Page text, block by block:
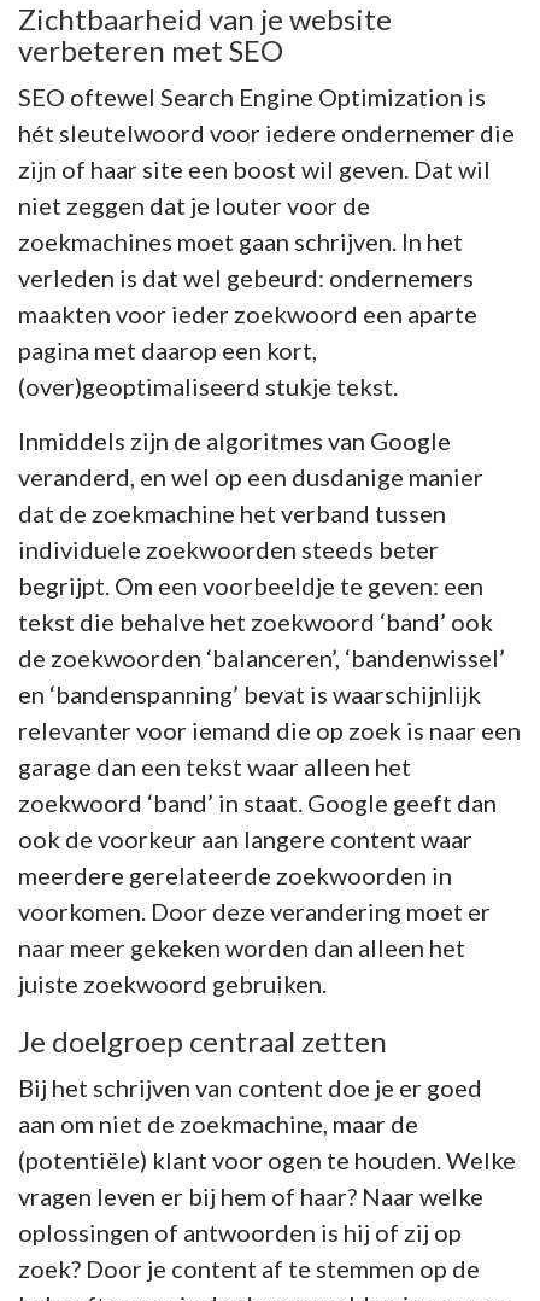
Zichtbaarheid van je website
verbeteren met SEO
SEO oftewel Search Engine Optimization is
hét sleutelwoord voor iedere ondernemer die
zijn of haar site een boost wil geven. Dat wil
niet zeggen dat je louter voor de
zoekmachines moet gaan schrijven. In het
verleden is dat wel gebeurd: ondernemers
maakten voor ieder zoekwoord een aparte
pagina met daarop een kort,
(over)geoptimaliseerd stukje tekst.
Inmiddels zijn de algoritmes van Google
veranderd, en wel op een dusdanige manier
dat de zoekmachine het verband tussen
individuele zoekwoorden steeds beter
begrijpt. Om een voorbeeldje te geven: een
tekst die behalve het zoekwoord ‘band’ ook
de zoekwoorden ‘balanceren’, ‘bandenwissel’
en ‘bandenspanning’ bevat is waarschijnlijk
relevanter voor iemand die op zoek is naar een
garage dan een tekst waar alleen het
zoekwoord ‘band’ in staat. Google geeft dan
ook de voorkeur aan langere content waar
meerdere gerelateerde zoekwoorden in
voorkomen. Door deze verandering moet er
naar meer gekeken worden dan alleen het
juiste zoekwoord gebruiken.
Je doelgroep centraal zetten
Bij het schrijven van content doe je er goed
aan om niet de zoekmachine, maar de
(potentiële) klant voor ogen te houden. Welke
vragen leven er bij hem of haar? Naar welke
oplossingen of antwoorden is hij of zij op
zoek? Door je content af te stemmen op de